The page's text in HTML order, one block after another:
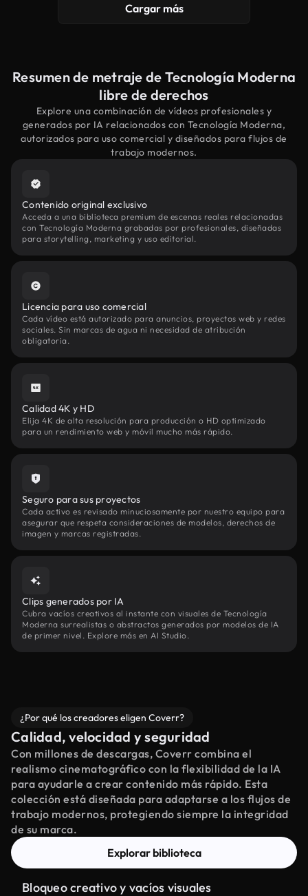
Cargar más
Resumen de metraje de Tecnología Moderna
libre de derechos
Explore una combinación de vídeos profesionales y
generados por IA relacionados con Tecnología Moderna,
autorizados para uso comercial y diseñados para flujos de
trabajo modernos.
Contenido original exclusivo
Acceda a una biblioteca premium de escenas reales relacionadas
con Tecnología Moderna grabadas por profesionales, diseñadas
para storytelling, marketing y uso editorial.
Licencia para uso comercial
Cada vídeo está autorizado para anuncios, proyectos web y redes
sociales. Sin marcas de agua ni necesidad de atribución
obligatoria.
Calidad 4K y HD
Elija 4K de alta resolución para producción o HD optimizado
para un rendimiento web y móvil mucho más rápido.
Seguro para sus proyectos
Cada activo es revisado minuciosamente por nuestro equipo para
asegurar que respeta consideraciones de modelos, derechos de
imagen y marcas registradas.
Clips generados por IA
Cubra vacíos creativos al instante con visuales de Tecnología
Moderna surrealistas o abstractos generados por modelos de IA
de primer nivel. Explore más en AI Studio.
¿Por qué los creadores eligen Coverr?
Calidad, velocidad y seguridad
Con millones de descargas, Coverr combina el
realismo cinematográfico con la flexibilidad de la IA
para ayudarle a crear contenido más rápido. Esta
colección está diseñada para adaptarse a los flujos de
trabajo modernos, protegiendo siempre la integridad
de su marca.
Explorar biblioteca
Bloqueo creativo y vacíos visuales